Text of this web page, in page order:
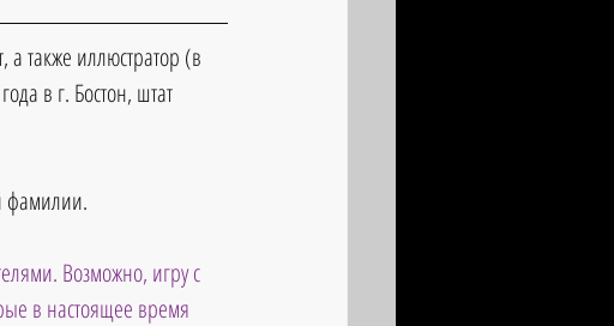
а также иллюстратор (в
года в г. Бостон, штат
фамилии.
Возможно, игру с
в настоящее время